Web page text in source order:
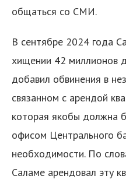
общаться со СМИ.
В сентябре 2024 года
хищении 42 миллионов
добавил обвинения в
связанном с арендой
которая якобы должна
офисом Центрального
необходимости. По
Саламе арендовал эту